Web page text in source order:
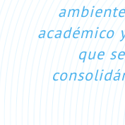
académico
que